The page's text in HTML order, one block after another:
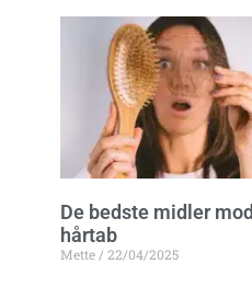
De bedste midler mod
hårtab
Mette 22/04/2025